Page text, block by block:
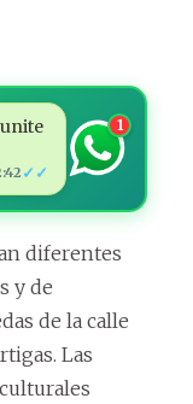
✓✓
1
diferentes
y de
de la calle
Las